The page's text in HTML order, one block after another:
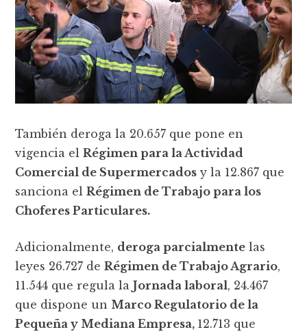
También deroga la 20.657 que pone en
vigencia elRégimen para la Actividad
Comercial de Supermercados y la 12.867 que
sanciona elRégimen de Trabajo para los
Choferes Particulares.
Adicionalmente, deroga parcialmente las
leyes 26.727 deRégimen de Trabajo Agrario,
11.544 que regula laJornada laboral, 24.467
que dispone un Marco Regulatorio de la
Pequeña y Mediana Empresa, 12.713 que